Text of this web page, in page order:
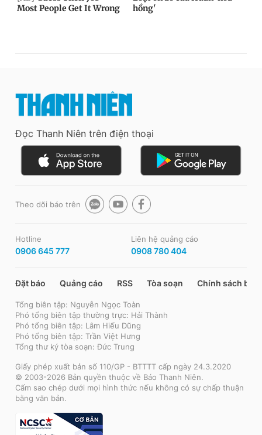
Đọc Thanh Niên trên điện thoại
Theo dõi báo trên
Hotline
0906 645 777
Liên hệ quảng cáo
0908 780 404
Đặt báo Quảng cáo RSS Tòa soạn Chính sách bảo
Tổng biên tập: Nguyễn Ngọc Toàn
Phó tổng biên tập thường trực: Hải Thành
Phó tổng biên tập: Lâm Hiếu Dũng
Phó tổng biên tập: Trần Việt Hưng
Tổng thư ký tòa soạn: Đức Trung
Giấy phép xuất bản số 110/GP - BTTTT cấp ngày 24.3.2020
© 2003-2026 Bản quyền thuộc về Báo Thanh Niên.
Cấm sao chép dưới mọi hình thức nếu không có sự chấp thuận
bằng văn bản.